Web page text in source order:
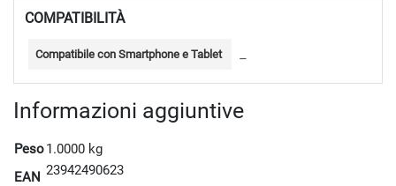
COMPATIBILITÀ
Compatibile con Smartphone e Tablet –
Informazioni aggiuntive
Peso1.0000 kg
EAN 23942490623